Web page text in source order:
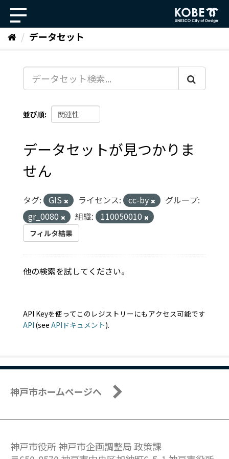
ッ
データセット
並び順
データセットが見つかりま
せん
タグ: GIS ライセンス: cc-by
グループ:
gr_0080
組織: 110050010
フィルタ結果
他の検索を試してください。
API Keyを使ってこのレジストリーにもアクセス可能です
API (see APIドキュメント).
神戸市ホームページへ
神戸市役所 神戸市企画調整局 政策課